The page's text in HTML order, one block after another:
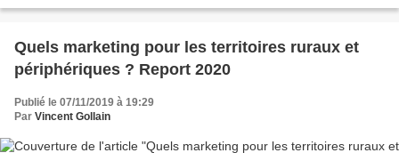
Quels marketing pour les territoires ruraux et
périphériques ? Report 2020
Publié le 07/11/2019 à 19:29
Par Vincent Gollain